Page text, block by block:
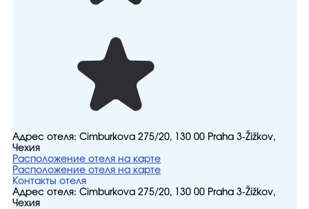
Адрес отеля: Cimburkova 275/20, 130 00 Praha 3-Žižkov,
Чехия
Расположение отеля на карте
Расположение отеля на карте
Контакты отеля
Адрес отеля: Cimburkova 275/20, 130 00 Praha 3-Žižkov,
Чехия